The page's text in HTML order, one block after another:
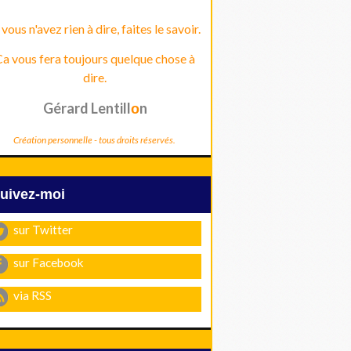
vous n'avez rien à dire, faites le savoir.
vous fera toujours quelque chose à
dire.
Gérard Lentillon
Création personnelle - tous droits réservés.
Suivez-moi
sur Twitter
sur Facebook
via RSS